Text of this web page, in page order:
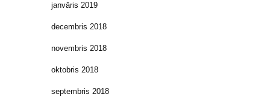
janvāris 2019
decembris 2018
novembris 2018
oktobris 2018
septembris 2018